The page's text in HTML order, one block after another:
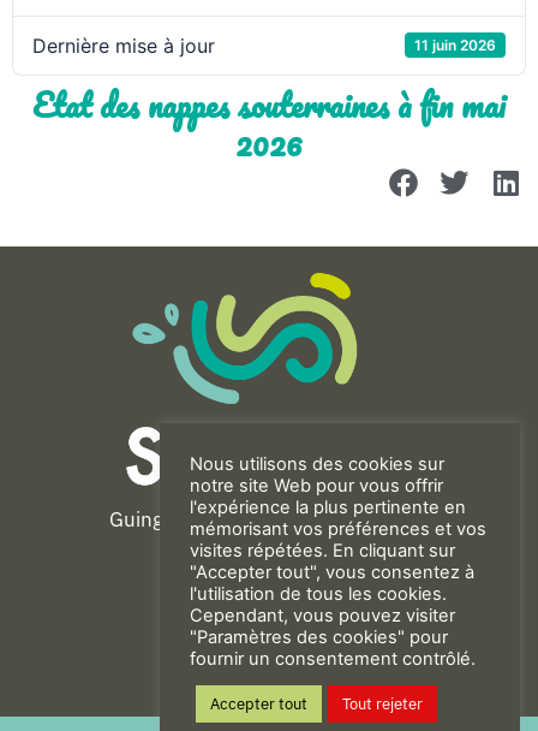
Dernière mise à jour 11 juin 2026
Etat des nappes souterraines à fin mai
2026
Guingamp-Paimpol Agglomération
11 rue de la Trinité
22200 GUINGAMP
02 96 40 23 82
CONTACT
Nous utilisons des cookies sur
notre site Web pour vous offrir
l'expérience la plus pertinente en
mémorisant vos préférences et vos
visites répétées. En cliquant sur
"Accepter tout", vous consentez à
l'utilisation de tous les cookies.
Cependant, vous pouvez visiter
"Paramètres des cookies" pour
fournir un consentement contrôlé.
Accepter tout Tout rejeter